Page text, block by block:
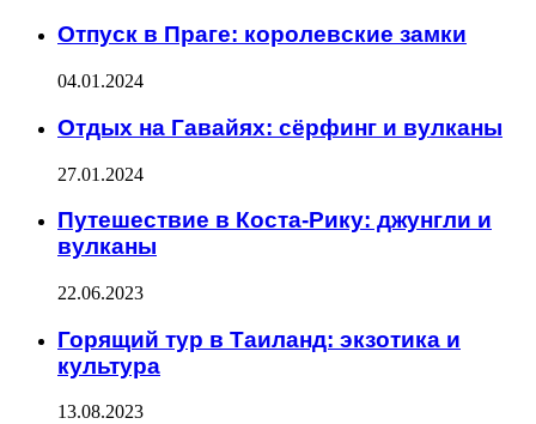
Отпуск в Праге: королевские замки
04.01.2024
Отдых на Гавайях: сёрфинг и вулканы
27.01.2024
Путешествие в Коста-Рику: джунгли и
вулканы
22.06.2023
Горящий тур в Таиланд: экзотика и
культура
13.08.2023